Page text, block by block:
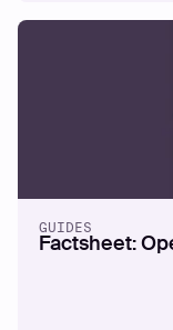
GUIDES
Factsheet: